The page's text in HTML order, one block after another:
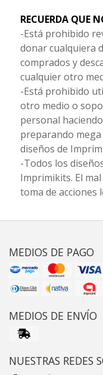
RECUERDA QUE
-Está prohibido
donar cualquiera
comprados y
cualquier otro
-Está prohibido
otro medio o
personal
preparando
diseños de
-Todos los
Imprimikits. El
toma de acciones
MEDIOS DE PAGO
MEDIOS DE ENVÍO
NUESTRAS REDES